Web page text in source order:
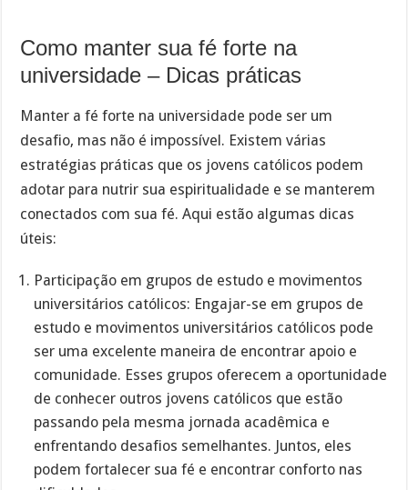
Como manter sua fé forte na
universidade – Dicas práticas
Manter a fé forte na universidade pode ser um
desafio, mas não é impossível. Existem várias
estratégias práticas que os jovens católicos podem
adotar para nutrir sua espiritualidade e se manterem
conectados com sua fé. Aqui estão algumas dicas
úteis:
Participação em grupos de estudo e movimentos
universitários católicos: Engajar-se em grupos de
estudo e movimentos universitários católicos pode
ser uma excelente maneira de encontrar apoio e
comunidade. Esses grupos oferecem a oportunidade
de conhecer outros jovens católicos que estão
passando pela mesma jornada acadêmica e
enfrentando desafios semelhantes. Juntos, eles
podem fortalecer sua fé e encontrar conforto nas